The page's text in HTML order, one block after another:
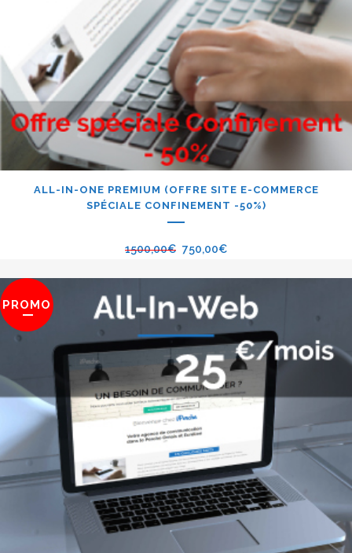
ALL-IN-ONE PREMIUM (OFFRE SITE E-COMMERCE
SPÉCIALE CONFINEMENT -50%)
1500,00€ 750,00€
PROMO